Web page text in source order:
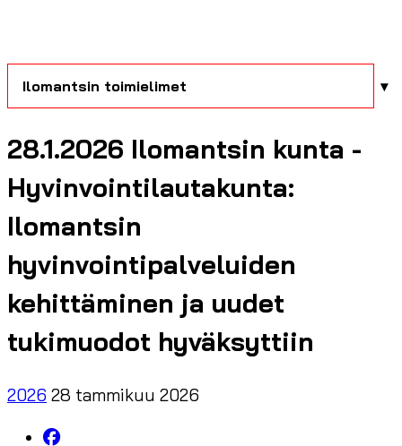
Ilomantsin toimielimet
28.1.2026 Ilomantsin kunta -
Hyvinvointilautakunta:
Ilomantsin
hyvinvointipalveluiden
kehittäminen ja uudet
tukimuodot hyväksyttiin
2026 28 tammikuu 2026